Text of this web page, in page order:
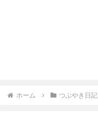
ホーム つぶやき日記